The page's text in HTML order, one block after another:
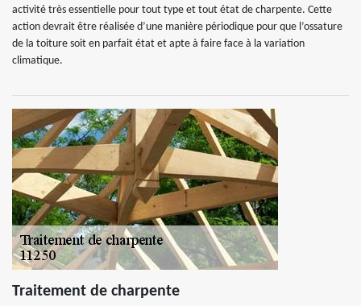
activité très essentielle pour tout type et tout état de charpente. Cette
action devrait être réalisée d’une manière périodique pour que l’ossature
de la toiture soit en parfait état et apte à faire face à la variation
climatique.
Traitement de charpente